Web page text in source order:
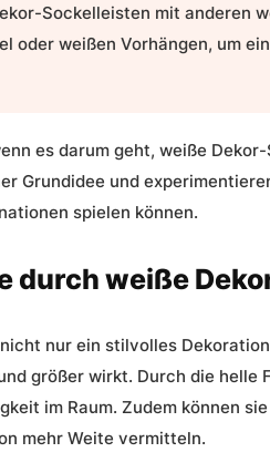
Sockelleisten mit anderen
oder weißen Vorhängen, um
es darum geht, weiße
Grundidee und
spielen können.
durch weiße
nur ein stilvolles
größer wirkt. Durch die
im Raum. Zudem können
mehr Weite vermitteln.